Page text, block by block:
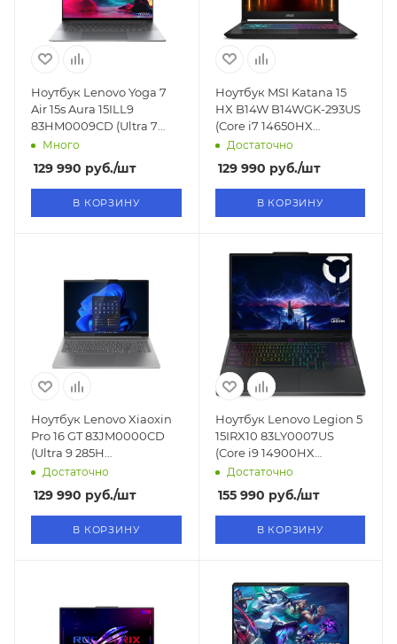
Ноутбук Lenovo Yoga 7
Air 15s Aura 15ILL9
83HM0009CD (Ultra 7
258V
2,2GHz/15,3"/2880x1800/32GB/1TB
SSD/Arc/Win11)
Много
129 990 руб./шт
В КОРЗИНУ
Ноутбук MSI Katana 15
HX B14W B14WGK-293US
(Core i7 14650HX
2,2GHz/15.6"/2560x1440/16GB/
SSD/RTX 5070 8GB/Win
11)
Достаточно
129 990 руб./шт
В КОРЗИНУ
Ноутбук Lenovo Xiaoxin
Pro 16 GT 83JM0000CD
(Ultra 9 285H
2,9GHz/16"/OLED/2880x1800/32GB/1TB
SSD/Intel Arc 140T/Win11)
Достаточно
129 990 руб./шт
В КОРЗИНУ
Ноутбук Lenovo Legion 5
15IRX10 83LY0007US
(Core i9 14900HX
2.2GHz/15.1"/2560x1600/OLED/
5070 8GB/Win11)
Достаточно
155 990 руб./шт
В КОРЗИНУ